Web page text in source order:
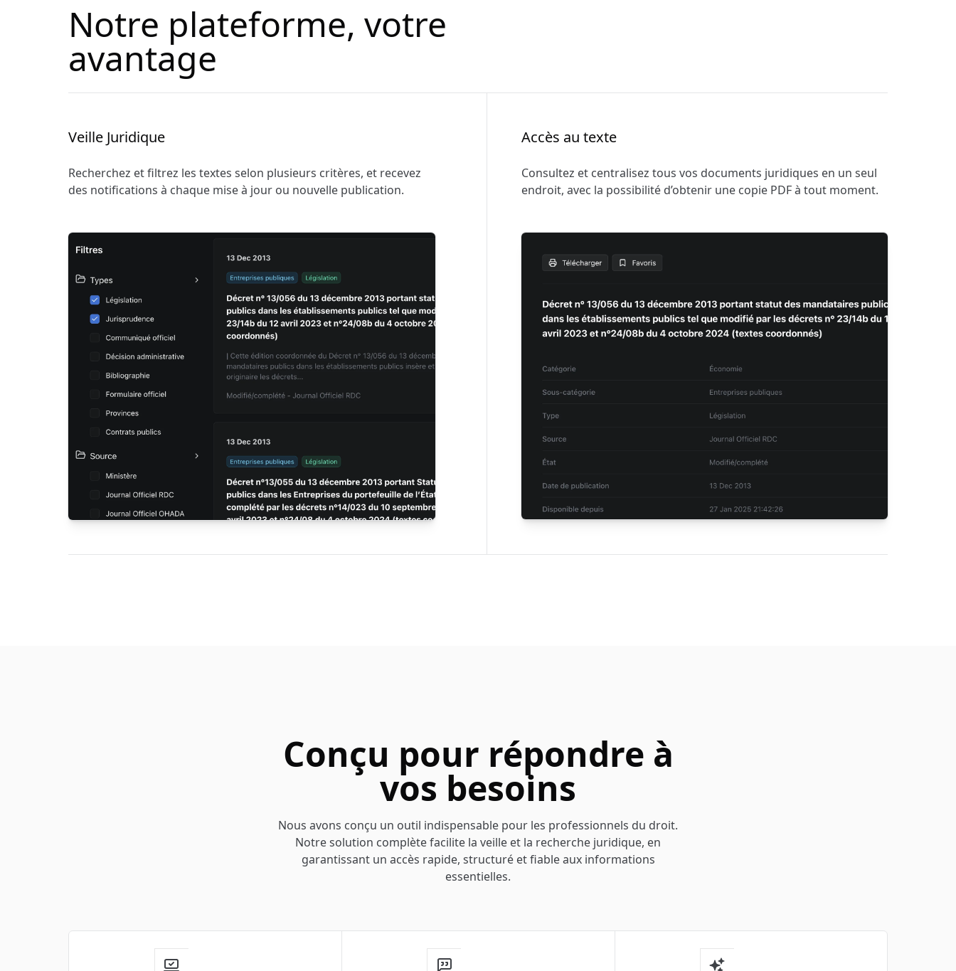
Notre plateforme, votre
avantage
Veille Juridique
Recherchez et filtrez les textes selon plusieurs critères, et recevez
des notifications à chaque mise à jour ou nouvelle publication.
Accès au texte
Consultez et centralisez tous vos documents juridiques en un seul
endroit, avec la possibilité d’obtenir une copie PDF à tout moment.
Conçu pour répondre à
vos besoins
Nous avons conçu un outil indispensable pour les professionnels du droit.
Notre solution complète facilite la veille et la recherche juridique, en
garantissant un accès rapide, structuré et fiable aux informations
essentielles.